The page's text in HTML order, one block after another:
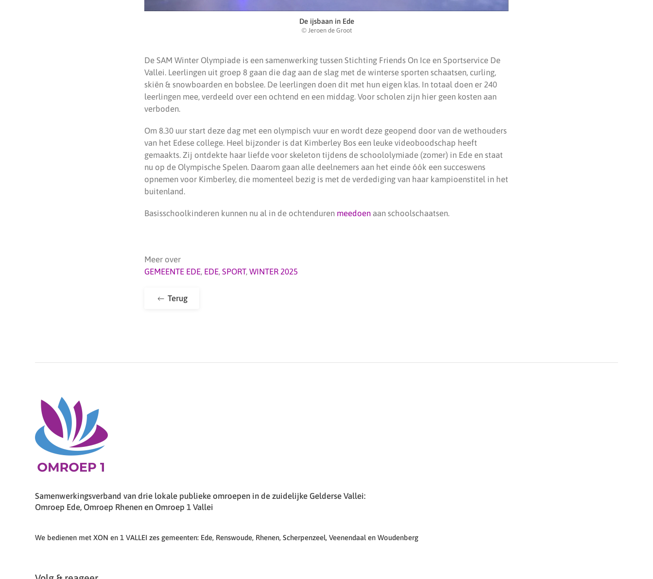
De ijsbaan in Ede
© Jeroen de Groot
De SAM Winter Olympiade is een samenwerking tussen Stichting Friends On Ice en Sportservice De
Vallei. Leerlingen uit groep 8 gaan die dag aan de slag met de winterse sporten schaatsen, curling,
skiën & snowboarden en bobslee. De leerlingen doen dit met hun eigen klas. In totaal doen er 240
leerlingen mee, verdeeld over een ochtend en een middag. Voor scholen zijn hier geen kosten aan
verboden.
Om 8.30 uur start deze dag met een olympisch vuur en wordt deze geopend door van de wethouders
van het Edese college. Heel bijzonder is dat Kimberley Bos een leuke videoboodschap heeft
gemaakts. Zij ontdekte haar liefde voor skeleton tijdens de schoololymiade (zomer) in Ede en staat
nu op de Olympische Spelen. Daarom gaan alle deelnemers aan het einde óók een succeswens
opnemen voor Kimberley, die momenteel bezig is met de verdediging van haar kampioenstitel in het
buitenland.
Basisschoolkinderen kunnen nu al in de ochtenduren meedoen aan schoolschaatsen.
Meer over
GEMEENTE EDE, EDE, SPORT, WINTER 2025
Terug
Samenwerkingsverband van drie lokale publieke omroepen in de zuidelijke Gelderse Vallei:
Omroep Ede, Omroep Rhenen en Omroep 1 Vallei
We bedienen met XON en 1 VALLEI zes gemeenten: Ede, Renswoude, Rhenen, Scherpenzeel, Veenendaal en Woudenberg